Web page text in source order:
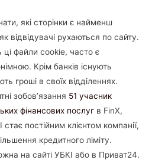
які сторінки є найменш
відвідувачі рухаються по сайту.
ці файли cookie, часто є
Крім банків існують
гроші в своїх відділеннях.
зобов’язання 51 учасник
фінансових послуг в FinX,
постійним клієнтом компанії,
кредитного ліміту.
на сайті УБКІ або в Приват24.